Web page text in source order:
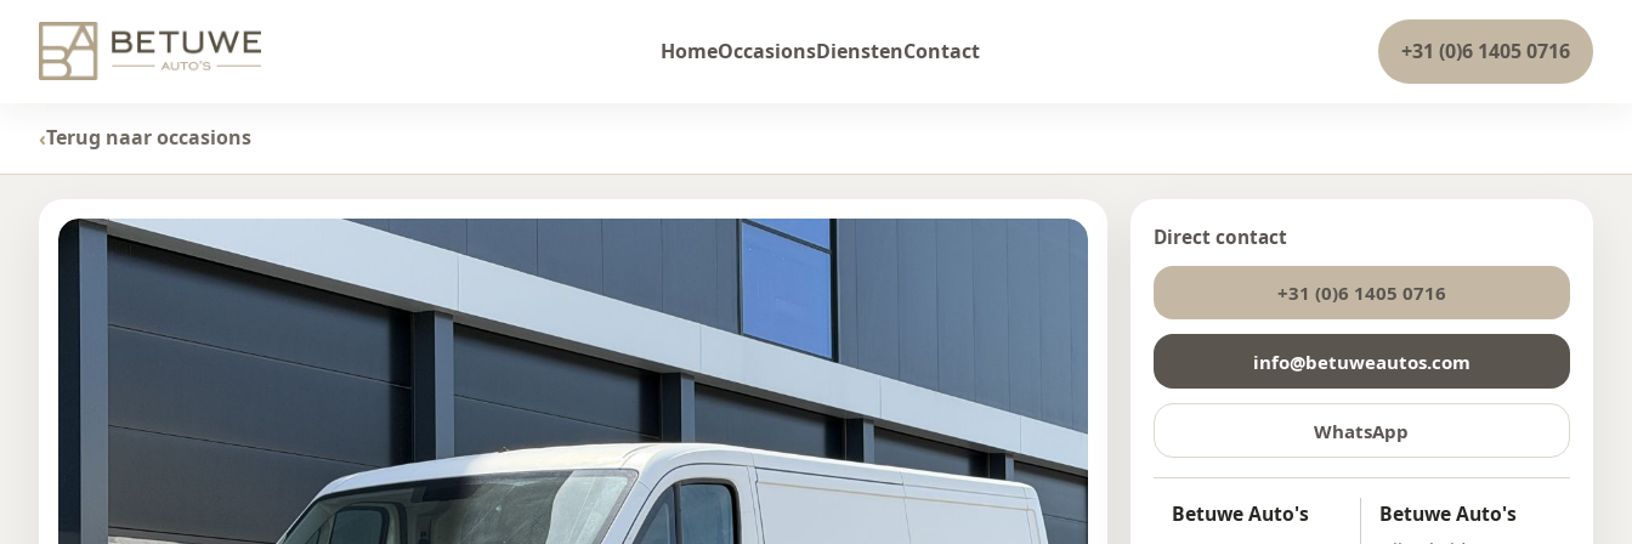
HomeOccasionsDienstenContact +31 (0)6 1405 0716
Terug naar occasions
Direct contact
+31 (0)6 1405 0716
info@betuweautos.com
WhatsApp
Betuwe Auto's Betuwe Auto's